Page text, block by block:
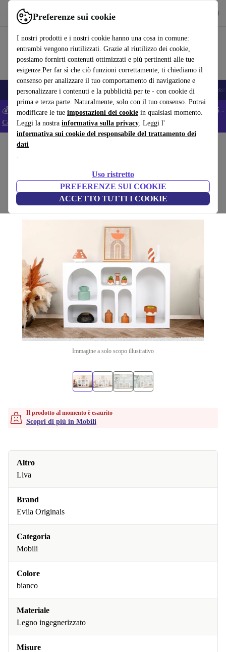
Preferenze sui cookie
I nostri prodotti e i nostri cookie hanno una cosa in comune:
entrambi vengono riutilizzati. Grazie al riutilizzo dei cookie,
possiamo fornirti contenuti ottimizzati e più pertinenti alle tue
esigenze.Per far sì che ciò funzioni correttamente, ti chiediamo il
consenso per analizzare il tuo comportamento di navigazione e
personalizzare i contenuti e la pubblicità per te - con cookie di
prima e terza parte. Naturalmente, solo con il tuo consenso. Potrai
modificare le tue impostazioni dei cookie in qualsiasi momento.
Leggi la nostra informativa sulla privacy. Leggi l'
informativa sui cookie del responsabile del trattamento dei
dati
.
Uso ristretto
PREFERENZE SUI COOKIE
ACCETTO TUTTI I COOKIE
Usa refurbed in modo rapido e semplice
🎒 Back to school Smartphone Portatili Tablet Smartwatch
💰 Extra -5% su tutti gli smartphone Android - Codice: ANDROID5 -
Condizioni
Home
Liva consolle bianco
bianco
(Raccolta recensioni)
Immagine a solo scopo illustrativo
Il prodotto al momento è esaurito
Scopri di più in Mobili
Altro
Liva
Brand
Evila Originals
Categoria
Mobili
Colore
bianco
Materiale
Legno ingegnerizzato
Misure